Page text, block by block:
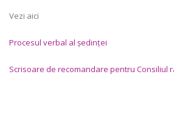
Vezi aici
Procesul verbal al ședinței
Scrisoare de recomandare pentru Consiliul